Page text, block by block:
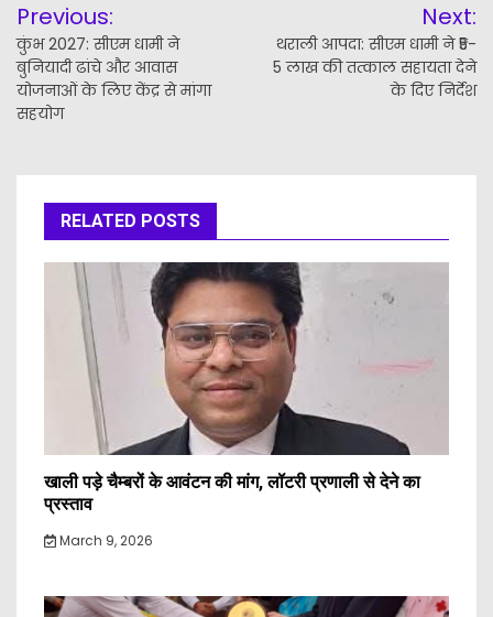
navigation
Previous:
कुंभ 2027: सीएम धामी ने
बुनियादी ढांचे और आवास
योजनाओं के लिए केंद्र से मांगा
सहयोग
Next:
थराली आपदा: सीएम धामी ने ₹5-
5 लाख की तत्काल सहायता देने
के दिए निर्देश
RELATED POSTS
खाली पड़े चैम्बरों के आवंटन की मांग, लॉटरी प्रणाली से देने का
प्रस्ताव
March 9, 2026